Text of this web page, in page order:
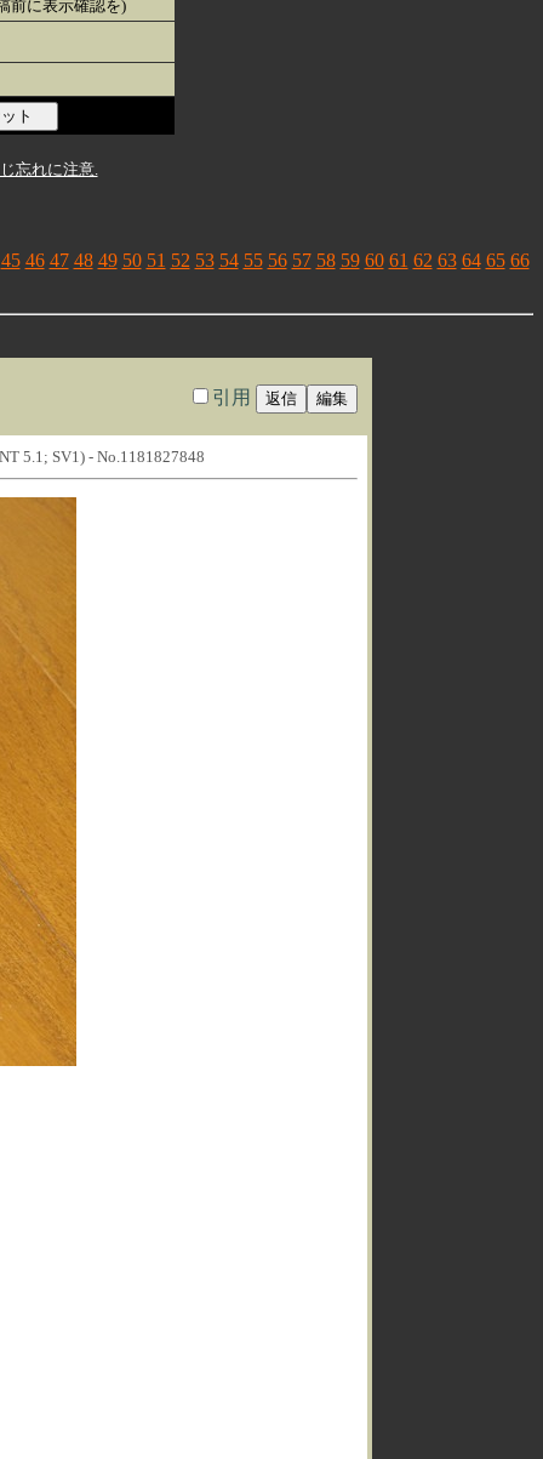
前に表示確認を)
忘れに注意.
45 46 47 48 49 50 51 52 53 54 55 56 57 58 59 60 61 62 63 64 65 66
引用
5.1; SV1) - No.1181827848